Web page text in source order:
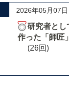
2026年05月07
研究者とし
作った「師匠
(26回)